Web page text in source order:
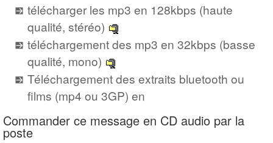
télécharger les mp3 en 128kbps (haute
qualité, stéréo)
téléchargement des mp3 en 32kbps (basse
qualité, mono)
Téléchargement des extraits bluetooth ou
films (mp4 ou 3GP) en
Commander ce message en CD audio par la
poste